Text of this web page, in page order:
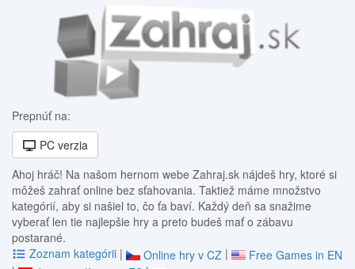
Prepnúť na:
PC verzia
Ahoj hráč! Na našom hernom webe Zahraj.sk nájdeš hry, ktoré si
môžeš zahrať online bez sťahovania. Taktiež máme množstvo
kategórií, aby si našiel to, čo ťa baví. Každý deň sa snažime
vyberať len tie najlepšie hry a preto budeš mať o zábavu
postarané.
Zoznam kategórii | Online hry v CZ |
Free Games in EN